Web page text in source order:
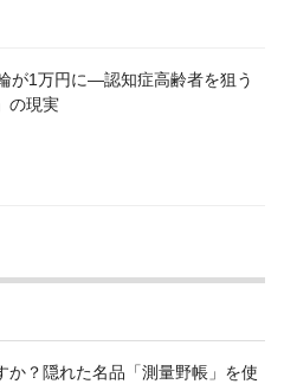
が1万円に―認知症高齢者を狙う
の現実
か？隠れた名品「測量野帳」を使